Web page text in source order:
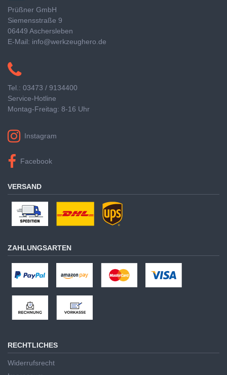
Prüßner GmbH
Siemensstraße 9
06449 Aschersleben
E-Mail: info@werkzeughero.de
Tel.: 03473 / 9134400
Service-Hotline
Montag-Freitag: 8-16 Uhr
Instagram
Facebook
VERSAND
ZAHLUNGSARTEN
RECHTLICHES
Widerrufsrecht